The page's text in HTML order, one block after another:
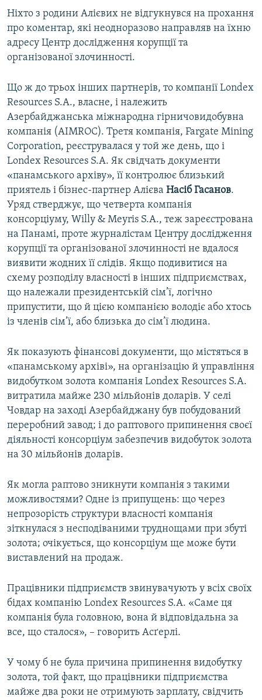
Ніхто з родини Алієвих не відгукнувся на прохання
про коментар, які неодноразово направляв на їхню
адресу Центр дослідження корупції та
організованої злочинності.
Що ж до трьох інших партнерів, то компанії Londex
Resources S.A., власне, і належить
Азербайджанська міжнародна гірничовидобувна
компанія (AIMROC). Третя компанія, Fargate Mining
Corporation, реєструвалася у той же день, що і
Londex Resources S.A. Як свідчать документи
«панамського архіву», її контролює близький
приятель і бізнес-партнер Алієва Насіб Гасанов.
Уряд стверджує, що четверта компанія
консорціуму, Willy & Meyris S.A., теж зареєстрована
на Панамі, проте журналістам Центру дослідження
корупції та організованої злочинності не вдалося
виявити жодних її слідів. Якщо подивитися на
схему розподілу власності в інших підприємствах,
що належали президентській сім’ї, логічно
припустити, що й цією компанією володіє або хтось
із членів сім’ї, або близька до сім’ї людина.
Як показують фінансові документи, що містяться в
«панамському архіві», на організацію й управління
видобутком золота компанія Londex Resources S.A.
витратила майже 230 мільйонів доларів. У селі
Човдар на заході Азербайджану був побудований
переробний завод; і до раптового припинення своєї
діяльності консорціум забезпечив видобуток золота
на 30 мільйонів доларів.
Як могла раптово зникнути компанія з такими
можливостями? Одне із припущень: що через
непрозорість структури власності компанія
зіткнулася з несподіваними труднощами при збуті
золота; очікується, що консорціум ще може бути
виставлений на продаж.
Працівники підприємств звинувачують у всіх своїх
бідах компанію Londex Resources S.A. «Саме ця
компанія була головною, вона й відповідальна за
все, що сталося», – говорить Асґерлі.
У чому б не була причина припинення видобутку
золота, той факт, що працівники підприємства
майже два роки не отримують зарплату, свідчить